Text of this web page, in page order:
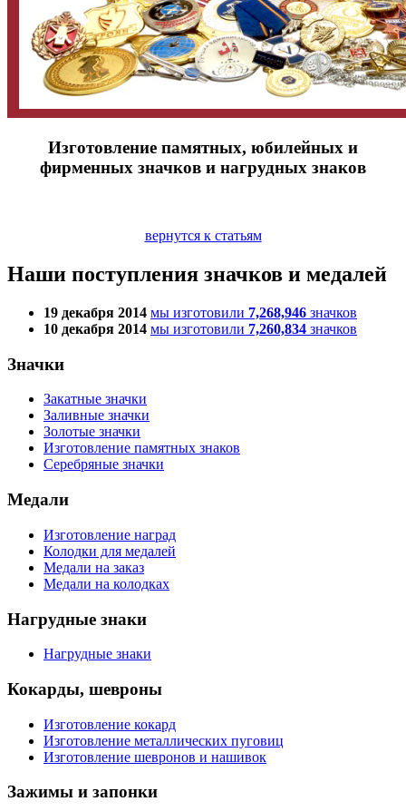
Изготовление памятных, юбилейных и
фирменных значков и нагрудных знаков
вернутся к статьям
Наши поступления значков и медалей
19 декабря 2014 мы изготовили 7,268,946 значков
10 декабря 2014 мы изготовили 7,260,834 значков
Значки
Закатные значки
Заливные значки
Золотые значки
Изготовление памятных знаков
Серебряные значки
Медали
Изготовление наград
Колодки для медалей
Медали на заказ
Медали на колодках
Нагрудные знаки
Нагрудные знаки
Кокарды, шевроны
Изготовление кокард
Изготовление металлических пуговиц
Изготовление шевронов и нашивок
Зажимы и запонки